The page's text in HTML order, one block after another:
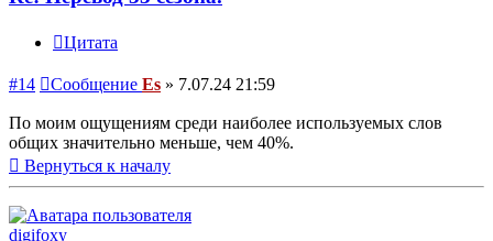
Цитата
#14 Сообщение Es » 7.07.24 21:59
По моим ощущениям среди наиболее используемых слов
общих значительно меньше, чем 40%.
Вернуться к началу
digifoxy